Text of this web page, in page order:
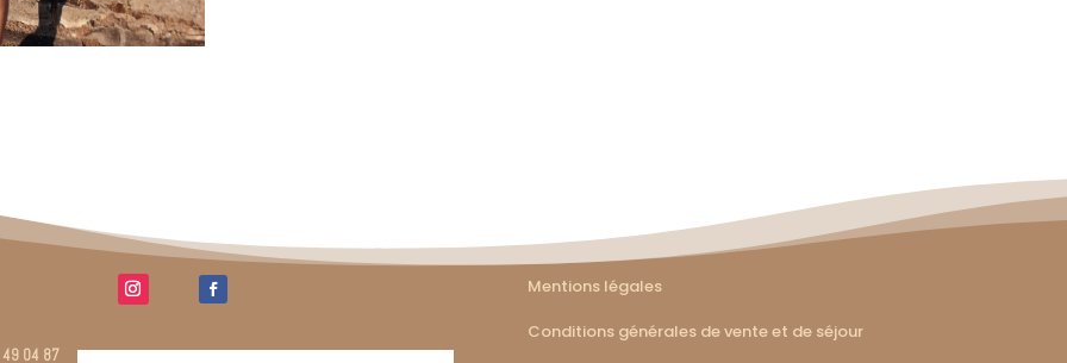
04 87
Mentions légales
Conditions générales de vente et de séjour